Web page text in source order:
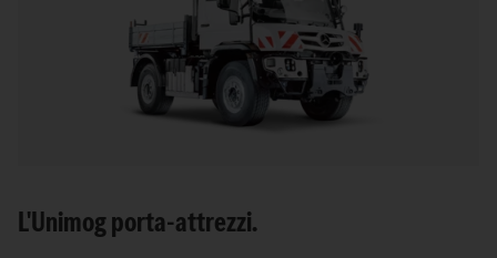
L'Unimog porta-attrezzi.